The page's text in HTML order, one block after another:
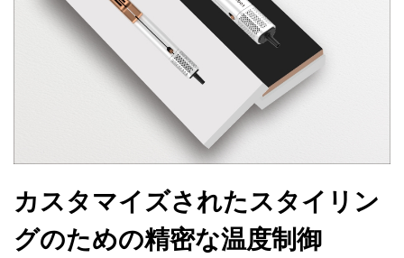
カスタマイズされたスタイリン
グのための精密な温度制御